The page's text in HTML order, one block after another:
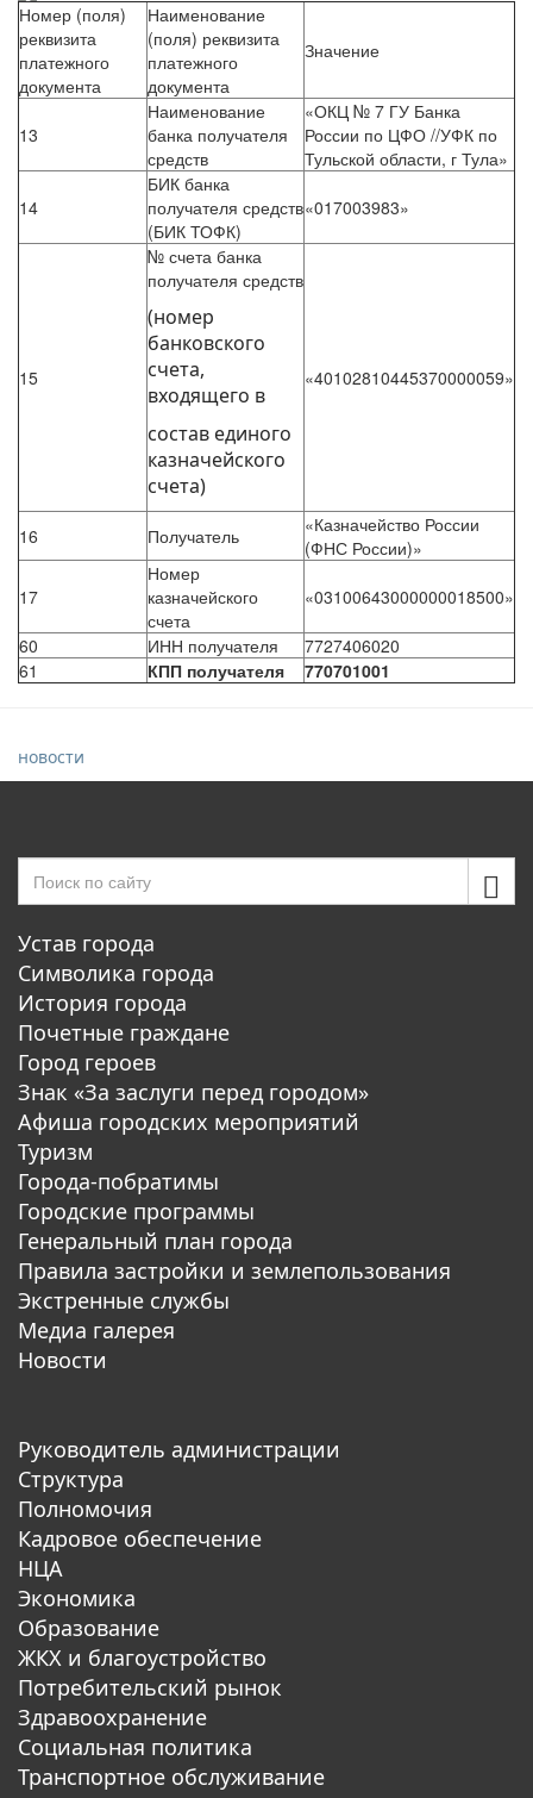
Номер (поля)
реквизита
платежного
документа
Наименование
(поля) реквизита
платежного
документа
Значение
13
Наименование
банка получателя
средств
«ОКЦ № 7 ГУ Банка
России по ЦФО //УФК по
Тульской области, г Тула»
14
БИК банка
получателя средств
(БИК ТОФК)
«017003983»
15
№ счета банка
получателя средств
(номер
банковского
счета,
входящего в
состав единого
казначейского
счета)
«40102810445370000059»
16 Получатель
«Казначейство России
(ФНС России)»
17
Номер
казначейского
счета
«03100643000000018500»
60 ИНН получателя
7727406020
61
КПП получателя 770701001
новости
Устав города
Символика города
История города
Почетные граждане
Город героев
Знак «За заслуги перед городом»
Афиша городских мероприятий
Туризм
Города-побратимы
Городские программы
Генеральный план города
Правила застройки и землепользования
Экстренные службы
Медиа галерея
Новости
Руководитель администрации
Структура
Полномочия
Кадровое обеспечение
НЦА
Экономика
Образование
ЖКХ и благоустройство
Потребительский рынок
Здравоохранение
Социальная политика
Транспортное обслуживание